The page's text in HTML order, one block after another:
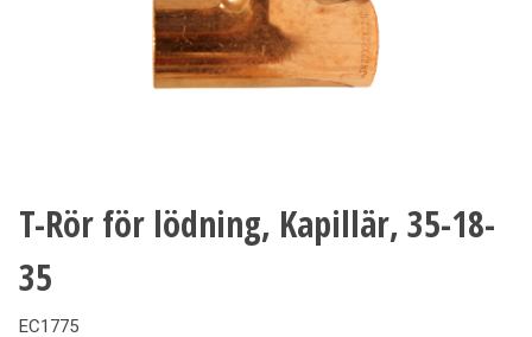
T-Rör för lödning, Kapillär, 35-18-
35
EC1775